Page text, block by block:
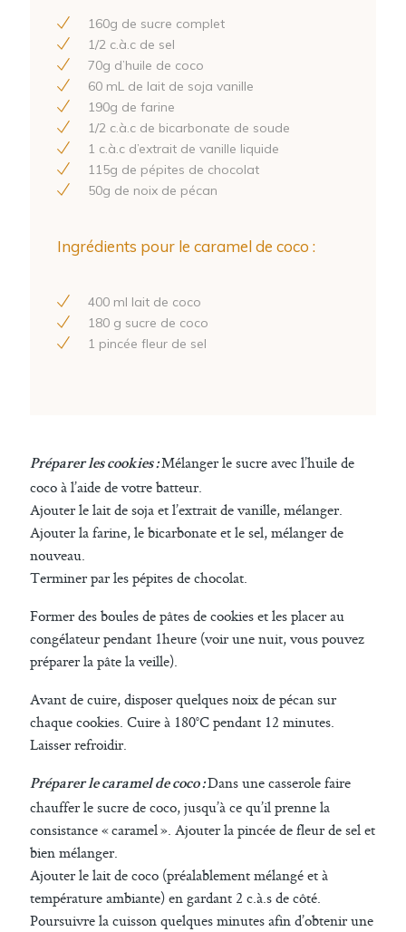
160g de sucre complet
1/2 c.à.c de sel
70g d’huile de coco
60 mL de lait de soja vanille
190g de farine
1/2 c.à.c de bicarbonate de soude
1 c.à.c d’extrait de vanille liquide
115g de pépites de chocolat
50g de noix de pécan
Ingrédients pour le caramel de coco :
400 ml lait de coco
180 g sucre de coco
1 pincée fleur de sel
Préparer les cookies :Mélanger le sucre avec l’huile de
coco à l’aide de votre batteur.
Ajouter le lait de soja et l’extrait de vanille, mélanger.
Ajouter la farine, le bicarbonate et le sel, mélanger de
nouveau.
Terminer par les pépites de chocolat.
Former des boules de pâtes de cookies et les placer au
congélateur pendant 1heure (voir une nuit, vous pouvez
préparer la pâte la veille).
Avant de cuire, disposer quelques noix de pécan sur
chaque cookies. Cuire à 180°C pendant 12 minutes.
Laisser refroidir.
Préparer le caramel de coco :Dans une casserole faire
chauffer le sucre de coco, jusqu’à ce qu’il prenne la
consistance « caramel ». Ajouter la pincée de fleur de sel et
bien mélanger.
Ajouter le lait de coco (préalablement mélangé et à
température ambiante) en gardant 2 c.à.s de côté.
Poursuivre la cuisson quelques minutes afin d’obtenir une